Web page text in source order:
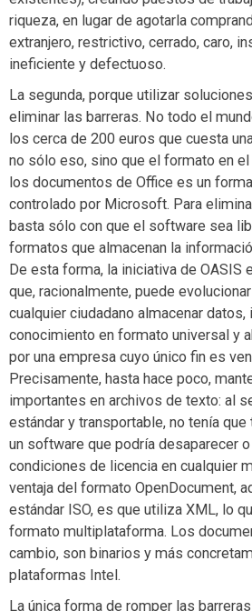
riqueza, en lugar de agotarla
extranjero, restrictivo, cerrado, caro,
ineficiente y defectuoso.
La segunda, porque utilizar
eliminar las barreras. No todo el
los cerca de 200 euros que cuesta
no sólo eso, sino que el formato en
los documentos de Office es un
controlado por Microsoft. Para
basta sólo con que el software sea
formatos que almacenan la
De esta forma, la iniciativa de OASIS
que, racionalmente, puede
cualquier ciudadano almacenar
conocimiento en formato universal y
por una empresa cuyo único fin es
Precisamente, hasta hace poco,
importantes en archivos de texto: al
estándar y transportable, no tenía
un software que podría desaparecer
condiciones de licencia en cualquier
ventaja del formato OpenDocument,
estándar ISO, es que utiliza XML, lo
formato multiplataforma. Los
cambio, son binarios y más
plataformas Intel.
La única forma de romper las